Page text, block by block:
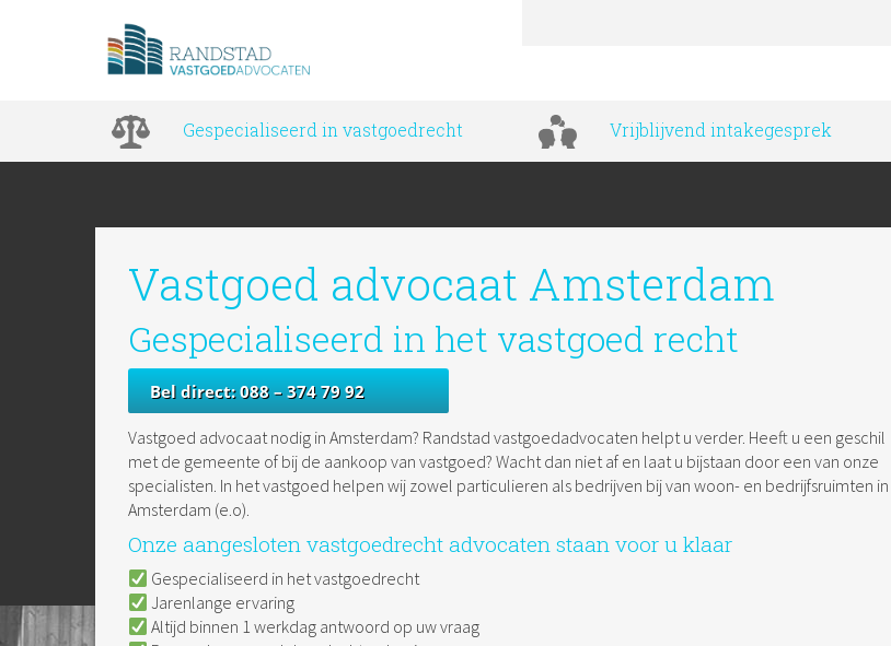
Gespecialiseerd in vastgoedrecht Vrijblijvend intakegesprek
Vastgoed advocaat Amsterdam
Gespecialiseerd in het vastgoed recht
Bel direct: 088 – 374 79 92
Vastgoed advocaat nodig in Amsterdam? Randstad vastgoedadvocaten helpt u verder. Heeft u een geschil
met de gemeente of bij de aankoop van vastgoed? Wacht dan niet af en laat u bijstaan door een van onze
specialisten. In het vastgoed helpen wij zowel particulieren als bedrijven bij van woon- en bedrijfsruimten in
Amsterdam (e.o).
Onze aangesloten vastgoedrecht advocaten staan voor u klaar
Gespecialiseerd in het vastgoedrecht
Jarenlange ervaring
Altijd binnen 1 werkdag antwoord op uw vraag